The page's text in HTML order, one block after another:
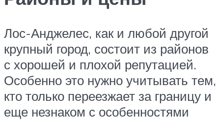
Лос-Анджелес, как и любой другой
крупный город, состоит из районов
с хорошей и плохой репутацией.
Особенно это нужно учитывать тем,
кто только переезжает за границу и
еще незнаком с особенностями